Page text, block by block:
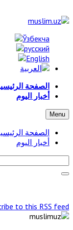
الصفحة
أخبار اليوم
Menu
الصفحة
أخبار اليوم
to this RSS feed